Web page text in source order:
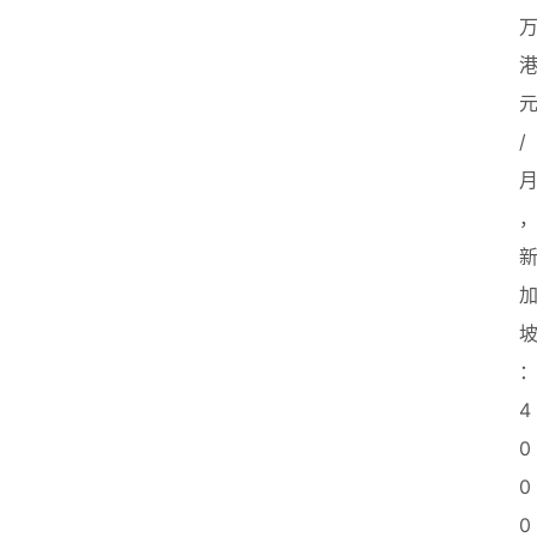
万
港
元
/
月
，
新
加
坡
：
4
0
0
0